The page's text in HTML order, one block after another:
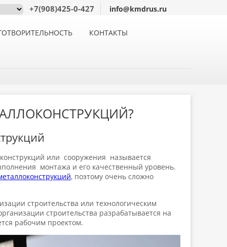
+7(908)425-0-427 info@kmdrus.ru
КОНТАКТЫ
или сооружения называется
монтажа и его качественный уровень.
, поэтому очень сложно
строительства или технологическим
строительства разрабатывается на
рабочим проектом.